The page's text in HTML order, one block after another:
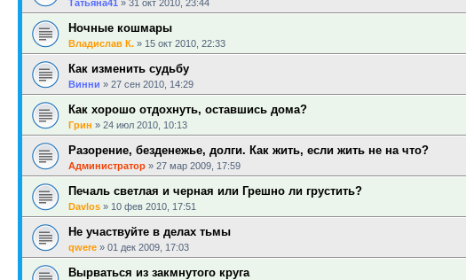
Татьяна41 » 31 окт 2010, 23:44
Ночные кошмары
Владислав К. » 15 окт 2010, 22:33
Как изменить судьбу
Винни » 27 сен 2010, 14:29
Как хорошо отдохнуть, оставшись дома?
Грин » 24 июл 2010, 10:13
Разорение, безденежье, долги. Как жить, если жить не на что?
Администратор » 27 мар 2009, 17:59
Печаль светлая и черная или Грешно ли грустить?
Davlos » 10 фев 2010, 17:51
Не участвуйте в делах тьмы
qwere » 01 дек 2009, 17:03
Вырваться из закмнутого круга